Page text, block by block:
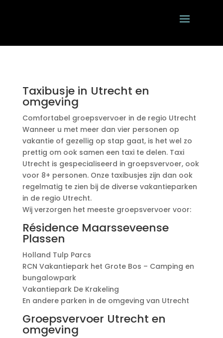
Taxibusje in Utrecht en
omgeving
Comfortabel groepsvervoer in de regio Utrecht
Wanneer u met meer dan vier personen op
vakantie of gezellig op stap gaat, is het wel zo
prettig om ook samen een taxi te delen. Taxi
Utrecht is gespecialiseerd in groepsvervoer, ook
voor 8+ personen. Onze taxibusjes zijn dan ook
regelmatig te zien bij de diverse vakantieparken
in de regio Utrecht.
Wij verzorgen het meeste groepsvervoer voor:
Résidence Maarsseveense
Plassen
Holland Tulp Parcs
RCN Vakantiepark het Grote Bos – Camping en
bungalowpark
Vakantiepark De Krakeling
En andere parken in de omgeving van Utrecht
Groepsvervoer Utrecht en
omgeving